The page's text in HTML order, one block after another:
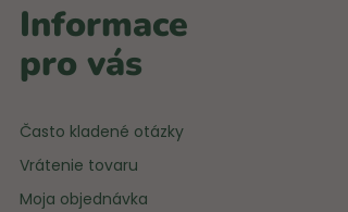
Informace
pro vás
Často kladené otázky
Vrátenie tovaru
Moja objednávka